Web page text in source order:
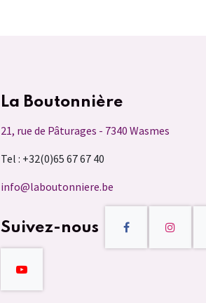
La Boutonnière
21, rue de Pâturages - 7340 Wasmes
Tel : +32(0)65 67 67 40
info@laboutonniere.be
Suivez-nous